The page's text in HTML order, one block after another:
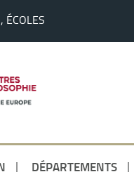
ÉCOLES
DÉPARTEMENTS